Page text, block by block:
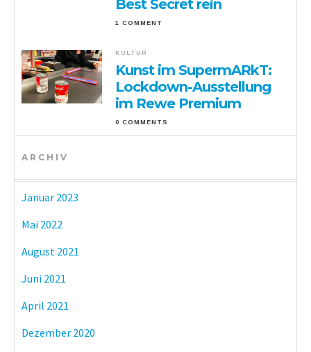
Best Secret rein
1 COMMENT
KULTUR
Kunst im SupermARkT:
Lockdown-Ausstellung
im Rewe Premium
0 COMMENTS
ARCHIV
Januar 2023
Mai 2022
August 2021
Juni 2021
April 2021
Dezember 2020